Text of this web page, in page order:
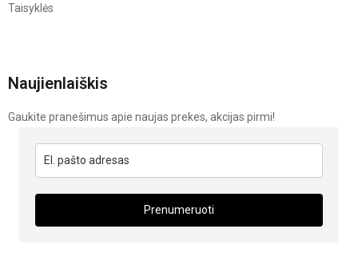
Taisyklės
Naujienlaiškis
Gaukite pranešimus apie naujas prekes, akcijas pirmi!
Prenumeruoti